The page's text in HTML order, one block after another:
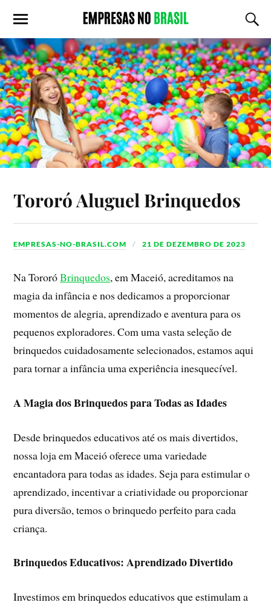
Tororó Aluguel Brinquedos
EMPRESAS-NO-BRASIL.COM 21 DE DEZEMBRO DE 2023
Na TororóBrinquedos, em Maceió, acreditamos na
magia da infância e nos dedicamos a proporcionar
momentos de alegria, aprendizado e aventura para os
pequenos exploradores. Com uma vasta seleção de
brinquedos cuidadosamente selecionados, estamos aqui
para tornar a infância uma experiência inesquecível.
A Magia dos Brinquedos para Todas as Idades
Desde brinquedos educativos até os mais divertidos,
nossa loja em Maceió oferece uma variedade
encantadora para todas as idades. Seja para estimular o
aprendizado, incentivar a criatividade ou proporcionar
pura diversão, temos o brinquedo perfeito para cada
criança.
Brinquedos Educativos: Aprendizado Divertido
Investimos em brinquedos educativos que estimulam a